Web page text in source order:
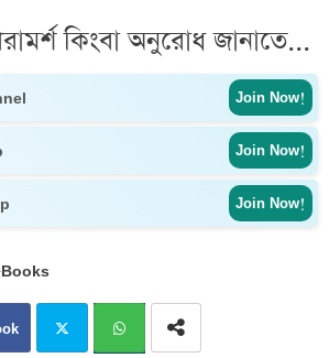
কিংবা অনুরোধ জানাতে...
Join Now!
Join Now!
Join Now!